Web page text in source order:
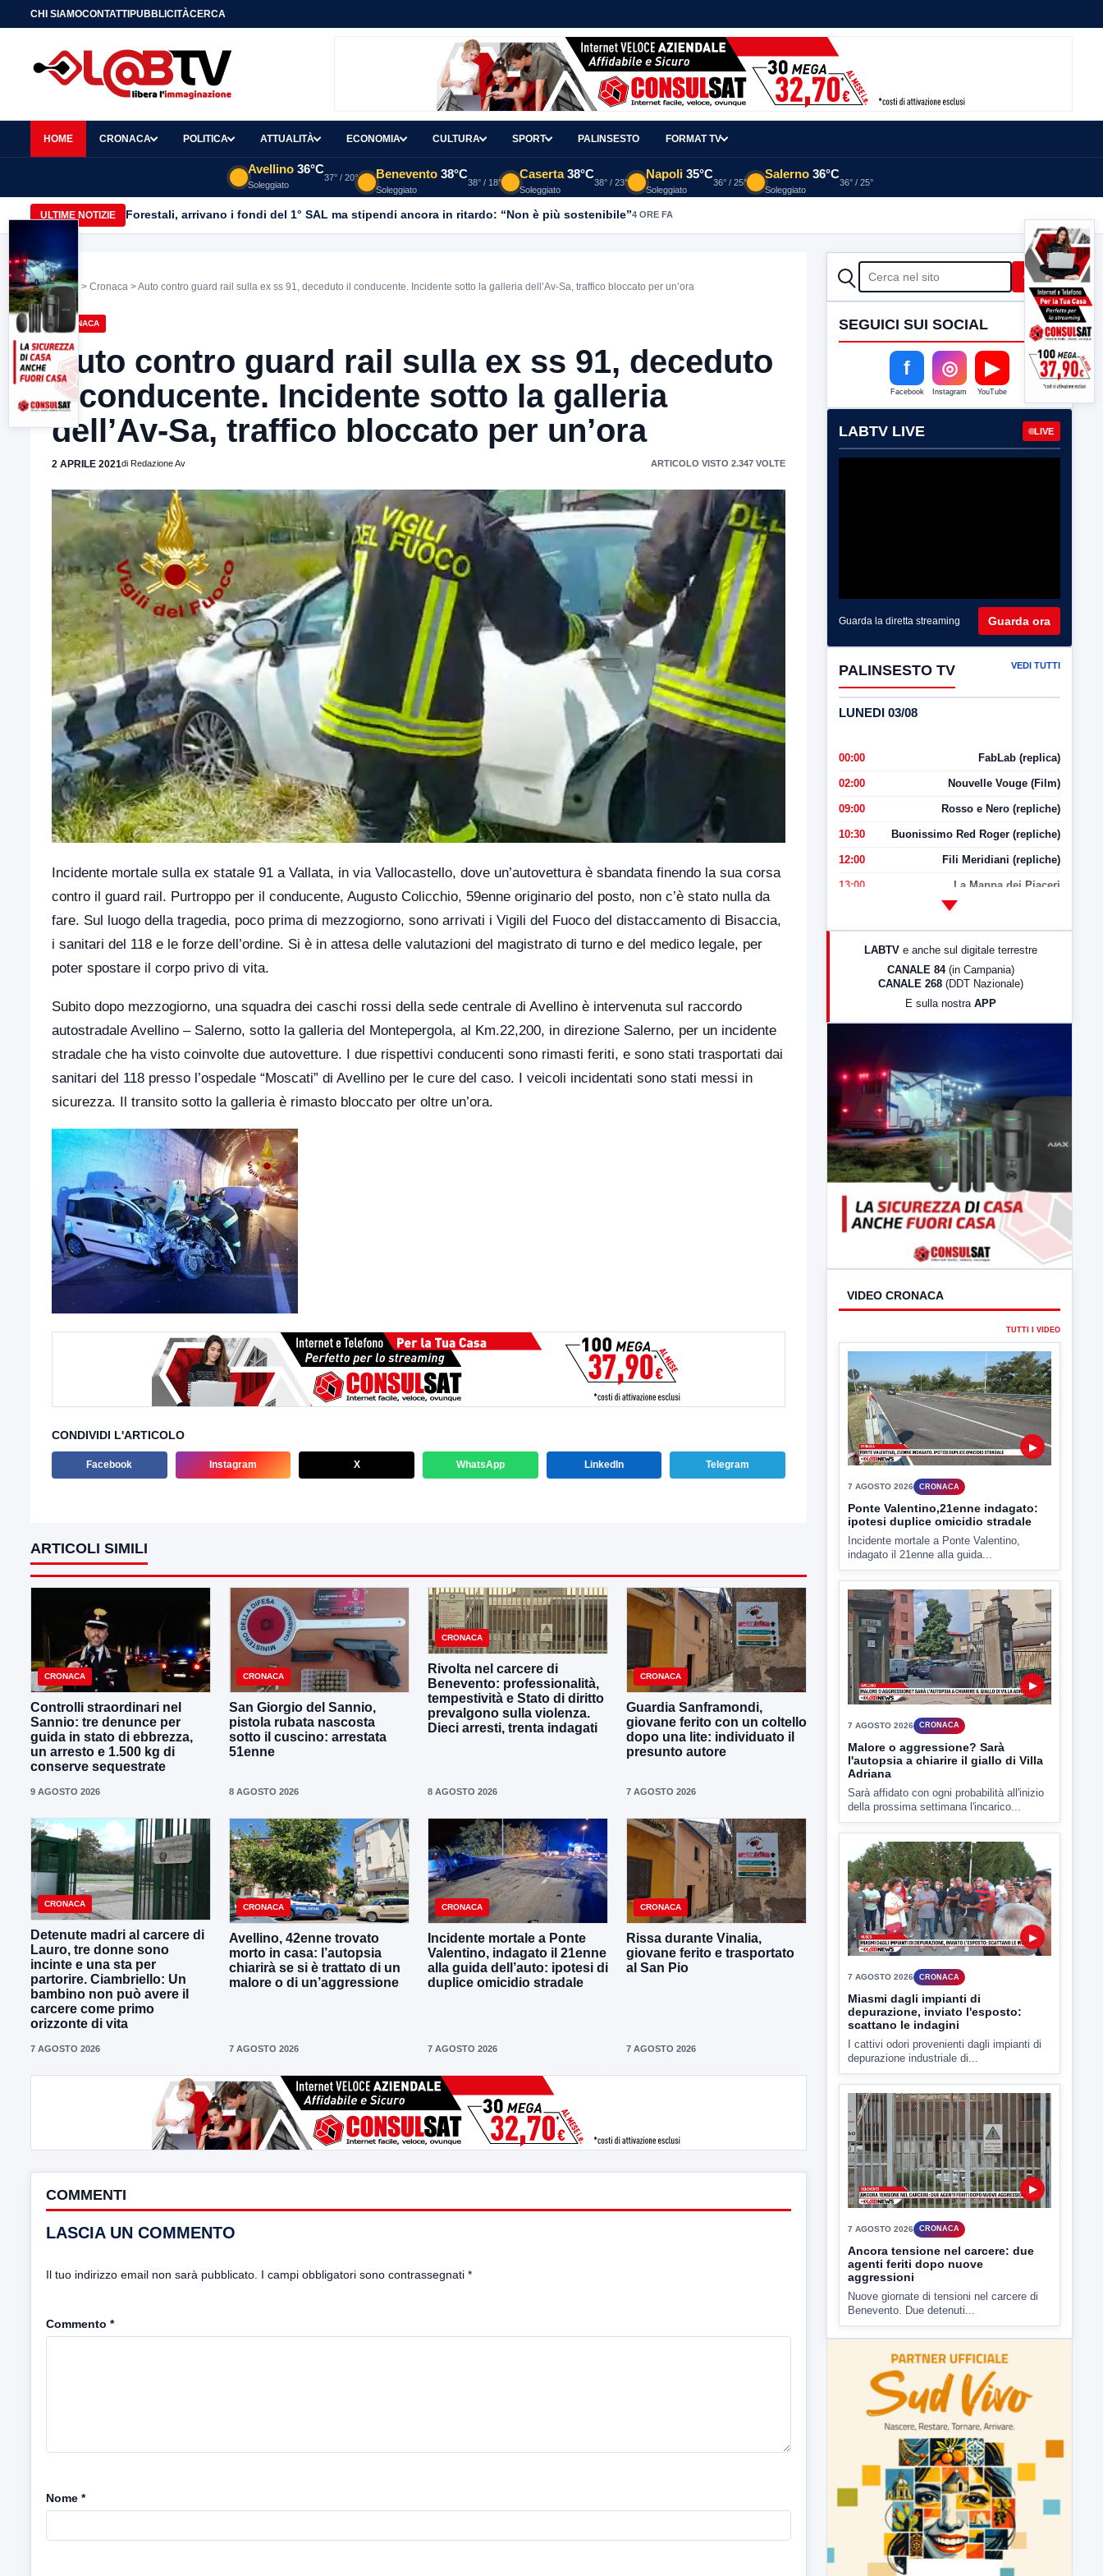
CHI SIAMOCONTATTIPUBBLICITÀCERCA
HOME CRONACA POLITICA ATTUALITÀ ECONOMIA CULTURA SPORT PALINSESTO FORMAT TV
Avellino 36°C
Soleggiato
37° / 20° Benevento 38°C
Soleggiato
38° / 18°
Caserta 38°C
Soleggiato
38° / 23°
Napoli 35°C
Soleggiato
36° / 25°
Salerno 36°C
Soleggiato
36° / 25°
ULTIME NOTIZIE Forestali, arrivano i fondi del 1° SAL ma stipendi ancora in ritardo: “Non è più sostenibile”4 ORE FA
Home > Cronaca > Auto contro guard rail sulla ex ss 91, deceduto il conducente. Incidente sotto la galleria dell’Av-Sa, traffico bloccato per un’ora
CRONACA
Auto contro guard rail sulla ex ss 91, deceduto
il conducente. Incidente sotto la galleria
dell’Av-Sa, traffico bloccato per un’ora
2 APRILE 2021di Redazione Av ARTICOLO VISTO 2.347 VOLTE
Incidente mortale sulla ex statale 91 a Vallata, in via Vallocastello, dove un’autovettura è sbandata finendo la sua corsa
contro il guard rail. Purtroppo per il conducente, Augusto Colicchio, 59enne originario del posto, non c’è stato nulla da
fare. Sul luogo della tragedia, poco prima di mezzogiorno, sono arrivati i Vigili del Fuoco del distaccamento di Bisaccia,
i sanitari del 118 e le forze dell’ordine. Si è in attesa delle valutazioni del magistrato di turno e del medico legale, per
poter spostare il corpo privo di vita.
Subito dopo mezzogiorno, una squadra dei caschi rossi della sede centrale di Avellino è intervenuta sul raccordo
autostradale Avellino – Salerno, sotto la galleria del Montepergola, al Km.22,200, in direzione Salerno, per un incidente
stradale che ha visto coinvolte due autovetture. I due rispettivi conducenti sono rimasti feriti, e sono stati trasportati dai
sanitari del 118 presso l’ospedale “Moscati” di Avellino per le cure del caso. I veicoli incidentati sono stati messi in
sicurezza. Il transito sotto la galleria è rimasto bloccato per oltre un’ora.
CONDIVIDI L'ARTICOLO
Facebook Instagram X WhatsApp LinkedIn Telegram
ARTICOLI SIMILI
CRONACA
Controlli straordinari nel
Sannio: tre denunce per
guida in stato di ebbrezza,
un arresto e 1.500 kg di
conserve sequestrate
9 AGOSTO 2026
CRONACA
San Giorgio del Sannio,
pistola rubata nascosta
sotto il cuscino: arrestata
51enne
8 AGOSTO 2026
CRONACA
Rivolta nel carcere di
Benevento: professionalità,
tempestività e Stato di diritto
prevalgono sulla violenza.
Dieci arresti, trenta indagati
8 AGOSTO 2026
CRONACA
Guardia Sanframondi,
giovane ferito con un coltello
dopo una lite: individuato il
presunto autore
7 AGOSTO 2026
CRONACA
Detenute madri al carcere di
Lauro, tre donne sono
incinte e una sta per
partorire. Ciambriello: Un
bambino non può avere il
carcere come primo
orizzonte di vita
7 AGOSTO 2026
CRONACA
Avellino, 42enne trovato
morto in casa: l’autopsia
chiarirà se si è trattato di un
malore o di un’aggressione
7 AGOSTO 2026
CRONACA
Incidente mortale a Ponte
Valentino, indagato il 21enne
alla guida dell’auto: ipotesi di
duplice omicidio stradale
7 AGOSTO 2026
CRONACA
Rissa durante Vinalia,
giovane ferito e trasportato
al San Pio
7 AGOSTO 2026
COMMENTI
LASCIA UN COMMENTO
Il tuo indirizzo email non sarà pubblicato. I campi obbligatori sono contrassegnati *
Commento *
Nome *
CERCA Cerca
SEGUICI SUI SOCIAL
f
Facebook
◎
Instagram
▶
YouTube
LABTV LIVE LIVE
Guarda la diretta streaming Guarda ora
PALINSESTO TV VEDI TUTTI
LUNEDI 03/08
00:00 FabLab (replica)
02:00 Nouvelle Vouge (Film)
09:00 Rosso e Nero (repliche)
10:30 Buonissimo Red Roger (repliche)
12:00 Fili Meridiani (repliche)
13:00 La Mappa dei Piaceri
LabNews (Diretta)
LABTV e anche sul digitale terrestre
CANALE 84 (in Campania)
CANALE 268 (DDT Nazionale)
E sulla nostra APP
TUTTI I VIDEO
▶
Ponte Valentino,21enne indagato:
ipotesi duplice omicidio stradale
Incidente mortale a Ponte Valentino,
indagato il 21enne alla guida...
7 AGOSTO 2026
Malore o aggressione? Sarà
l'autopsia a chiarire il giallo di Villa
Adriana
Sarà affidato con ogni probabilità all'inizio
della prossima settimana l'incarico...
7 AGOSTO 2026 CRONACA
Miasmi dagli impianti di
depurazione, inviato l'esposto:
scattano le indagini
I cattivi odori provenienti dagli impianti di
depurazione industriale di...
▶
7 AGOSTO 2026
Ancora tensione nel carcere: due
agenti feriti dopo nuove
aggressioni
Nuove giornate di tensioni nel carcere di
Benevento. Due detenuti...